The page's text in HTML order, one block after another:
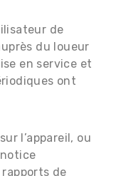
de
du loueur
en service et
ont
l’appareil, ou
de